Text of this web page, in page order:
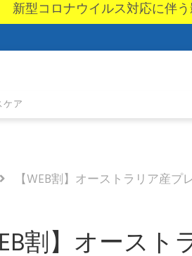
新型コロナウイルス対応に伴
ア
【WEB割】オーストラリア産
割】オース